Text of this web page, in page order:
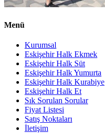
Menü
Kurumsal
Eskişehir Halk Ekmek
Eskişehir Halk Süt
Eskişehir Halk Yumurta
Eskişehir Halk Kurabiye
Eskişehir Halk Et
Sık Sorulan Sorular
Fiyat Listesi
Satış Noktaları
İletişim